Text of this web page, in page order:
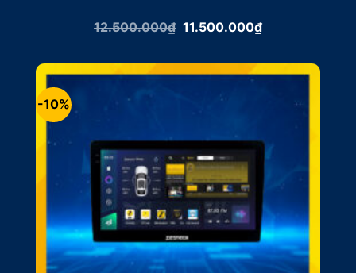
12.500.000₫ Giá
12.500.000₫.
11.500.000₫Giá
hiện
là:
11.500.000₫.
-10%